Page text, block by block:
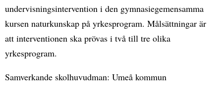
undervisningsintervention i den gymnasiegemensamma
kursen naturkunskap på yrkesprogram. Målsättningar är
att interventionen ska prövas i två till tre olika
yrkesprogram.
Samverkande skolhuvudman: Umeå kommun